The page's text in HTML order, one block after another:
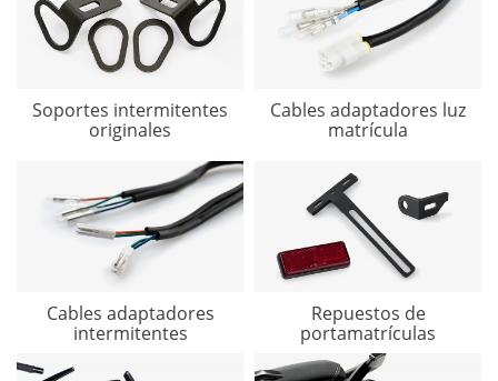
Soportes intermitentes
originales
Cables adaptadores luz
matrícula
Cables adaptadores
intermitentes
Repuestos de
portamatrículas